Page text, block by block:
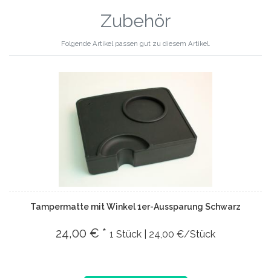
Zubehör
Folgende Artikel passen gut zu diesem Artikel.
Tampermatte mit Winkel 1er-Aussparung Schwarz
24,00 € * 1 Stück | 24,00 €/Stück